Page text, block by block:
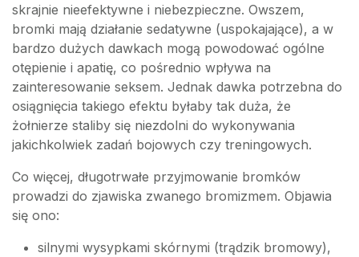
skrajnie nieefektywne i niebezpieczne. Owszem,
bromki mają działanie sedatywne (uspokajające), a w
bardzo dużych dawkach mogą powodować ogólne
otępienie i apatię, co pośrednio wpływa na
zainteresowanie seksem. Jednak dawka potrzebna do
osiągnięcia takiego efektu byłaby tak duża, że
żołnierze staliby się niezdolni do wykonywania
jakichkolwiek zadań bojowych czy treningowych.
Co więcej, długotrwałe przyjmowanie bromków
prowadzi do zjawiska zwanego bromizmem. Objawia
się ono:
silnymi wysypkami skórnymi (trądzik bromowy),